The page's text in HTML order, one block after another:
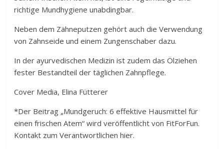
richtige Mundhygiene unabdingbar.
Neben dem Zähneputzen gehört auch die Verwendung
von Zahnseide und einem Zungenschaber dazu.
In der ayurvedischen Medizin ist zudem das Ölziehen
fester Bestandteil der täglichen Zahnpflege.
Cover Media, Elina Fütterer
*Der Beitrag „Mundgeruch: 6 effektive Hausmittel für
einen frischen Atem“ wird veröffentlicht von FitForFun.
Kontakt zum Verantwortlichen hier.